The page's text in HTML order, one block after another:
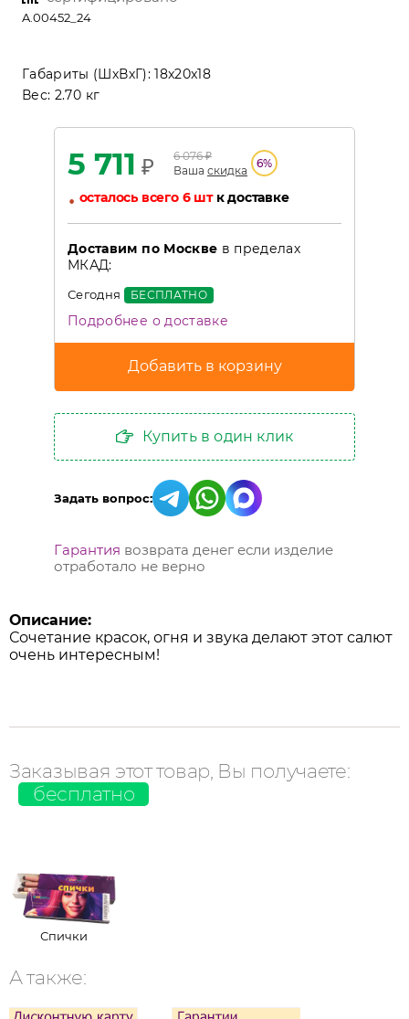
A.00452_24
Габариты (ШхВхГ):18x20x18
Вес: 2.70 кг
5 711 ₽ 6 076₽
Ваша скидка
6%
• осталось всего 6 штк доставке
Доставим по Москве в пределах
МКАД:
Сегодня БЕСПЛАТНО
Подробнее о доставке
Купить в один клик
Задать вопрос:
Гарантия возврата денег если изделие
отработало не верно
Описание:
Сочетание красок, огня и звука делают этот салют
очень интересным!
Заказывая этот товар, Вы получаете:
бесплатно
Спички
А также: